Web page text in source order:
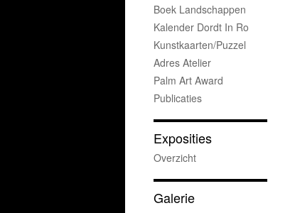
Boek Landschappen
Kalender Dordt In Ro
Kunstkaarten/puzzel
Adres Atelier
Palm Art Award
Publicaties
Exposities
Overzicht
Galerie